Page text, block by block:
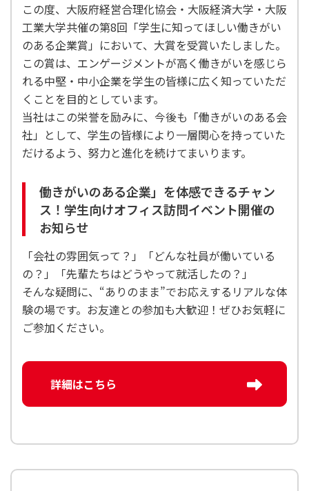
この度、大阪府経営合理化協会・大阪経済大学・大阪
工業大学共催の第8回「学生に知ってほしい働きがい
のある企業賞」において、大賞を受賞いたしました。
この賞は、エンゲージメントが高く働きがいを感じら
れる中堅・中小企業を学生の皆様に広く知っていただ
くことを目的としています。
当社はこの栄誉を励みに、今後も「働きがいのある会
社」として、学生の皆様により一層関心を持っていた
だけるよう、努力と進化を続けてまいります。
働きがいのある企業」を体感できるチャン
ス！学生向けオフィス訪問イベント開催の
お知らせ
「会社の雰囲気って？」「どんな社員が働いている
の？」「先輩たちはどうやって就活したの？」
そんな疑問に、“ありのまま”でお応えするリアルな体
験の場です。お友達との参加も大歓迎！ぜひお気軽に
ご参加ください。
詳細はこちら